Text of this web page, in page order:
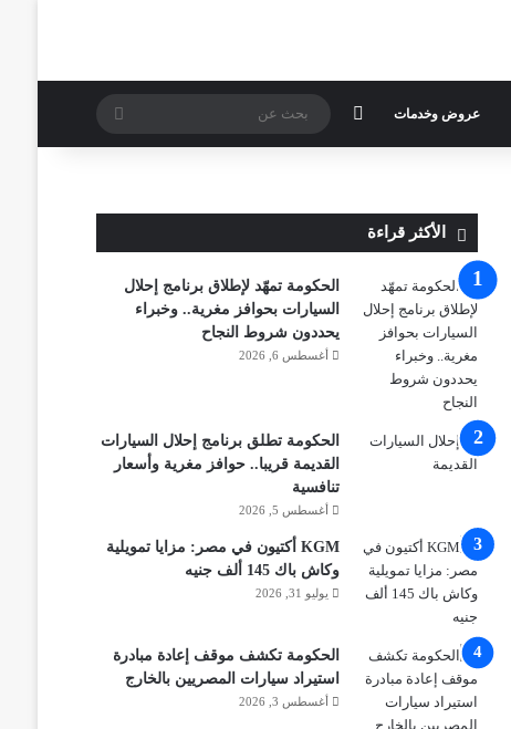
عروض وخدمات الوضع المظلم
عن
الأكثر قراءة
الحكومة تمهّد لإطلاق برنامج إحلال
السيارات بحوافز مغرية.. وخبراء
يحددون شروط النجاح
أغسطس 6, 2026
الحكومة تطلق برنامج إحلال السيارات
القديمة قريبا.. حوافز مغرية وأسعار
تنافسية
أغسطس 5, 2026
KGM أكتيون في مصر: مزايا تمويلية
وكاش باك 145 ألف جنيه
يوليو 31, 2026
الحكومة تكشف موقف إعادة مبادرة
استيراد سيارات المصريين بالخارج
أغسطس 3, 2026